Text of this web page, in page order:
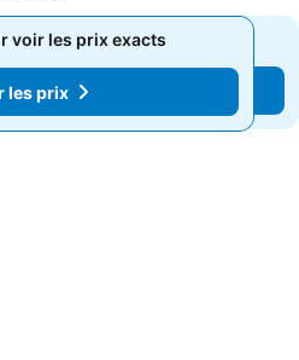
voir les prix exacts
les prix
voir les prix exacts
les prix